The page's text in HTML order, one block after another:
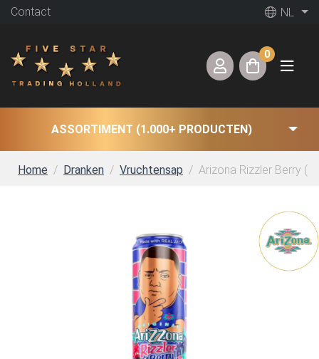
Contact NL
0
ASSORTIMENT (1.000+ PRODUCTEN)
Home Dranken Vruchtensap Arizona Rizzler Berry